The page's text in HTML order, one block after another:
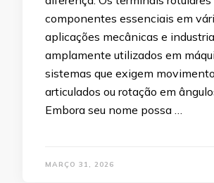
componentes essenciais em
aplicações mecânicas e
amplamente utilizados em
sistemas que exigem
articulados ou rotação em
Embora seu nome possa …
MARÇO 31, 2026